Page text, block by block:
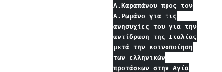
Α.Καραπάνου προς τον
Α.Ρωμάνο για τις
ανησυχίες του για την
αντίδραση της Ιταλίας
μετά την κοινοποίηση
των ελληνικών
προτάσεων στην Αγία